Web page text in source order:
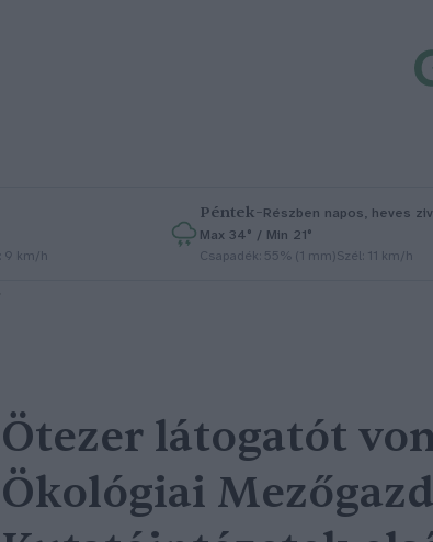
9 km/h
Péntek–Részben napos, heves
Max 34° / Min 21°
Csapadék: 55% (1 mm)Szél: 11 km/h
Ötezer látogatót
Ökológiai